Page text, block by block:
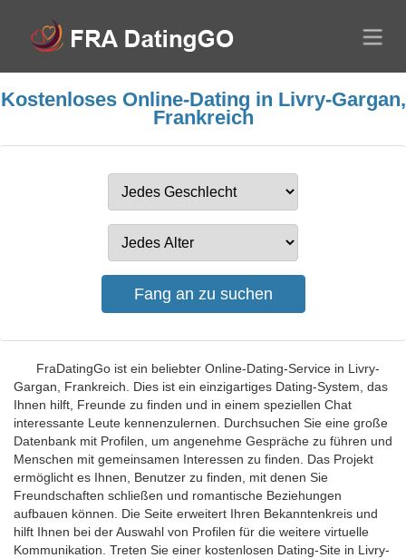
Kostenloses Online-Dating in Livry-Gargan,
Frankreich
FraDatingGo ist ein beliebter Online-Dating-Service in Livry-
Gargan, Frankreich. Dies ist ein einzigartiges Dating-System, das
Ihnen hilft, Freunde zu finden und in einem speziellen Chat
interessante Leute kennenzulernen. Durchsuchen Sie eine große
Datenbank mit Profilen, um angenehme Gespräche zu führen und
Menschen mit gemeinsamen Interessen zu finden. Das Projekt
ermöglicht es Ihnen, Benutzer zu finden, mit denen Sie
Freundschaften schließen und romantische Beziehungen
aufbauen können. Die Seite erweitert Ihren Bekanntenkreis und
hilft Ihnen bei der Auswahl von Profilen für die weitere virtuelle
Kommunikation. Treten Sie einer kostenlosen Dating-Site in Livry-